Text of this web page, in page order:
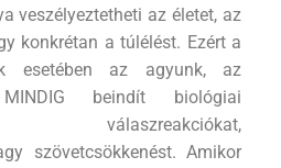
veszélyeztetheti az életet, az
konkrétan a túlélést. Ezért a
esetében az agyunk, az
MINDIG beindít biológiai
válaszreakciókat,
szövetcsökkenést. Amikor